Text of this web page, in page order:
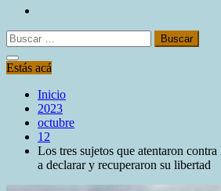
Buscar:
Estás acá
Inicio
2023
octubre
12
Los tres sujetos que atentaron
a declarar y recuperaron su libertad